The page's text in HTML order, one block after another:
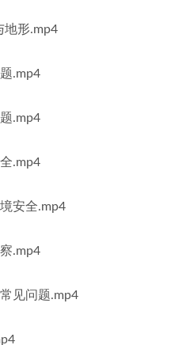
地形.mp4
.mp4
.mp4
.mp4
安全.mp4
.mp4
见问题.mp4